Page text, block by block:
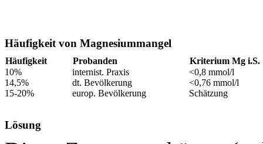
Häufigkeit von Magnesiummangel
Häufigkeit Probanden
Kriterium Mg i.S.
10%
internist. Praxis
<0,8 mmol/l
14,5%
dt. Bevölkerung
<0,76 mmol/l
15-20%
europ. Bevölkerung Schätzung
Lösung